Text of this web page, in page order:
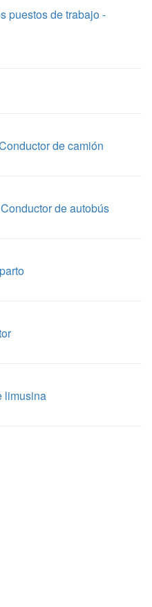
puestos de trabajo -
de camión
de autobús
limusina